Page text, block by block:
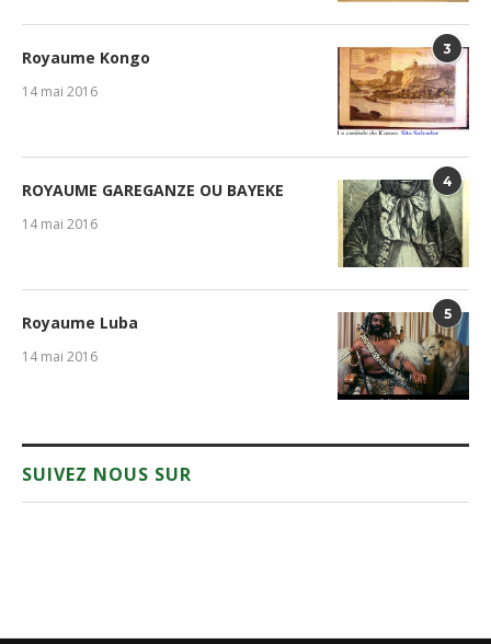
3
Royaume Kongo
14 mai 2016
4
ROYAUME GAREGANZE OU BAYEKE
14 mai 2016
5
Royaume Luba
14 mai 2016
SUIVEZ NOUS SUR